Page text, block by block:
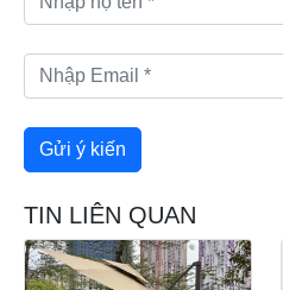
TIN LIÊN QUAN